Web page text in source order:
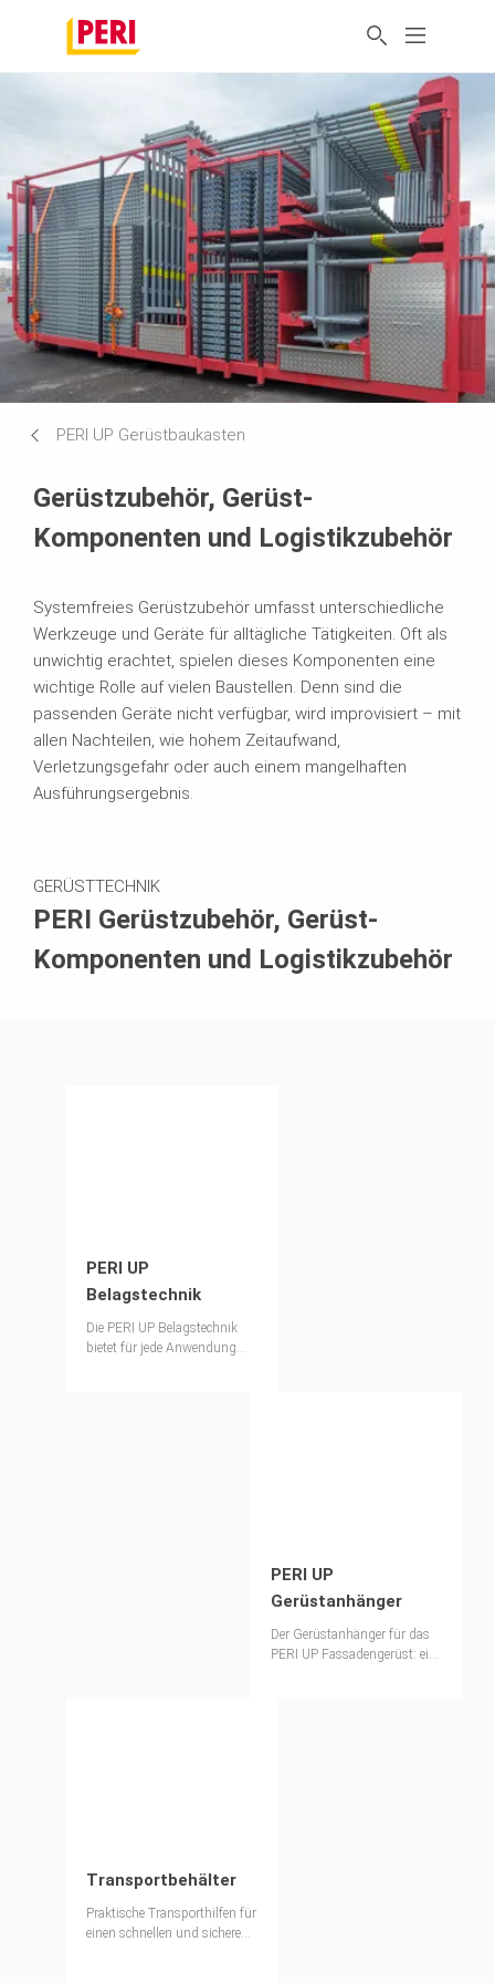
PERI UP Gerüstbaukasten
Gerüstzubehör, Gerüst-
Komponenten und Logistikzubehör
Systemfreies Gerüstzubehör umfasst unterschiedliche
Werkzeuge und Geräte für alltägliche Tätigkeiten. Oft als
unwichtig erachtet, spielen dieses Komponenten eine
wichtige Rolle auf vielen Baustellen. Denn sind die
passenden Geräte nicht verfügbar, wird improvisiert – mit
allen Nachteilen, wie hohem Zeitaufwand,
Verletzungsgefahr oder auch einem mangelhaften
Ausführungsergebnis.
GERÜSTTECHNIK
PERI Gerüstzubehör, Gerüst-
Komponenten und Logistikzubehör
PERI UP
Belagstechnik
Die PERI UP Belagstechnik
bietet für jede Anwendung
PERI UP
Gerüstanhänger
Der Gerüstanhänger für das
PERI UP Fassadengerüst: eine
Transportbehälter
Praktische Transporthilfen für
einen schnellen und sicheren